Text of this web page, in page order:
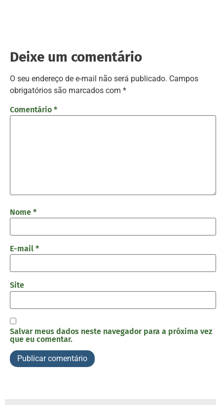
Deixe um comentário
O seu endereço de e-mail não será publicado. Campos
obrigatórios são marcados com *
Comentário *
Nome *
E-mail *
Site
Salvar meus dados neste navegador para a próxima vez
que eu comentar.